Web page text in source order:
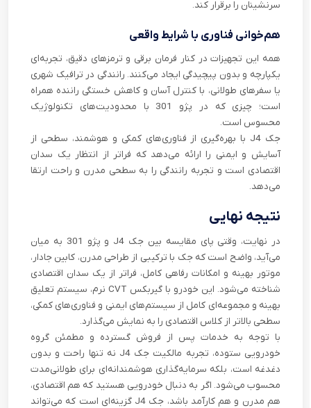
سرنشینان را برقرار کند.
هم‌خوانی فناوری با شرایط واقعی
همه این تجهیزات در کنار فرمان برقی و ترمزهای دقیق، تجربه‌ای
یکپارچه و بدون پیچیدگی ایجاد می‌کنند. رانندگی در ترافیک شهری
یا سفرهای طولانی، با کنترل آسان و کاهش خستگی راننده همراه
است؛ چیزی که در پژو 301 با محدودیت‌های تکنولوژیک
محسوس است.
جک J4 با بهره‌گیری از فناوری‌های کمکی و هوشمند، سطحی از
آسایش و ایمنی را ارائه می‌دهد که فراتر از انتظار یک سدان
اقتصادی است و تجربه رانندگی را به سطحی مدرن و راحت ارتقا
می‌دهد.
نتیجه نهایی
در نهایت، وقتی پای مقایسه بین جک J4 و پژو 301 به میان
می‌آید، واضح است که جک با ترکیبی از طراحی مدرن، کابین جادار،
موتور بهینه و امکانات رفاهی کامل، فراتر از یک سدان اقتصادی
شناخته می‌شود. این خودرو با گیربکس CVT نرم، سیستم تعلیق
بهینه و مجموعه‌ای کامل از سیستم‌های ایمنی و فناوری‌های کمکی،
سطحی بالاتر از کلاس اقتصادی را به نمایش می‌گذارد.
با توجه به خدمات پس از فروش گسترده و مطمئن گروه
خودرویی ستوده، تجربه مالکیت جک J4 نه تنها راحت و بدون
دغدغه است، بلکه سرمایه‌گذاری هوشمندانه‌ای برای طولانی‌مدت
محسوب می‌شود. اگر به دنبال خودرویی هستید که هم اقتصادی،
هم مدرن و هم کارآمد باشد، جک J4 گزینه‌ای است که می‌تواند